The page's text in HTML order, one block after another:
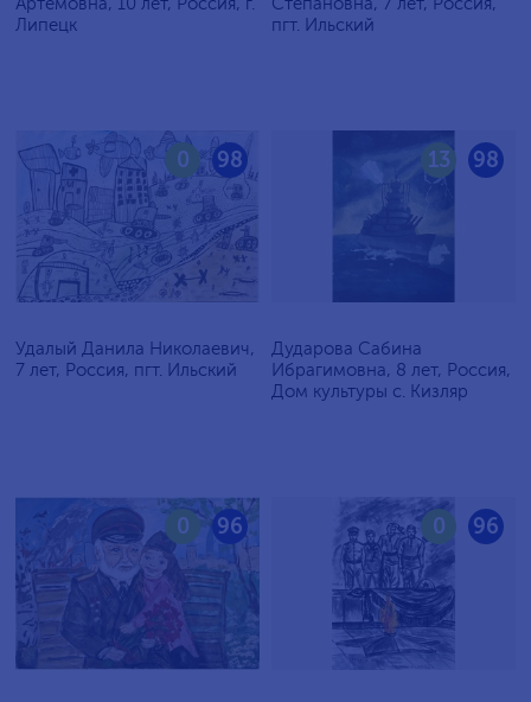
Липецк
пгт. Ильский
98
0
Удалый Данила Николаевич,
7 лет, Россия, пгт. Ильский
98
13
Дударова Сабина
Ибрагимовна, 8 лет, Россия,
Дом культуры с. Кизляр
96
0 96
0